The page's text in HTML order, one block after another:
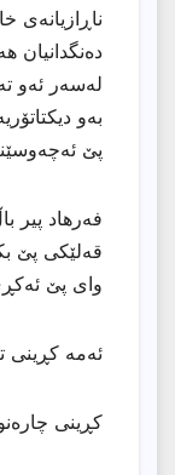
ناڕازیانەی
دەنگدانیان
لەسەر ئەو
بەو
پێ
قەلێکی پێ
وای پێ